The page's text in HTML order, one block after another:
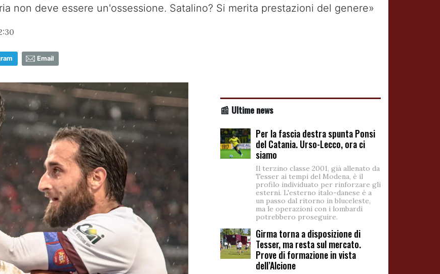
non deve essere un'ossessione. Satalino? Si merita prestazioni del genere»
Email
📰 Ultime news
Per la fascia destra spunta Ponsi
del Catania. Urso-Lecco, ora ci
siamo
Il terzino classe 2001, già allenato da
Tesser ai tempi del Modena, è il
profilo individuato per rinforzare gli
esterni. L'esterno italo-danese è a
un passo dal ritorno in bluceleste,
ma le operazioni con i lombardi
potrebbero proseguire.
Girma torna a disposizione di
Tesser, ma resta sul mercato.
Prove di formazione in vista
dell’Alcione